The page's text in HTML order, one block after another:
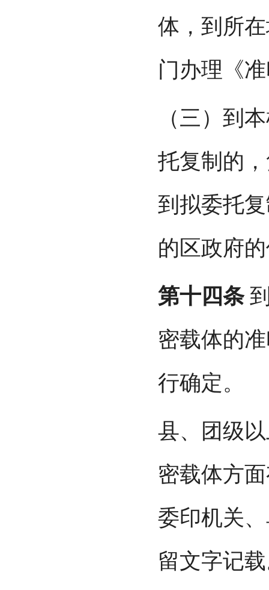
体，到所
门办理《
（三）到
托复制的
到拟委托
的区政府
第十四条
密载体的
行确定。
县、团级
密载体方
委印机关
留文字记